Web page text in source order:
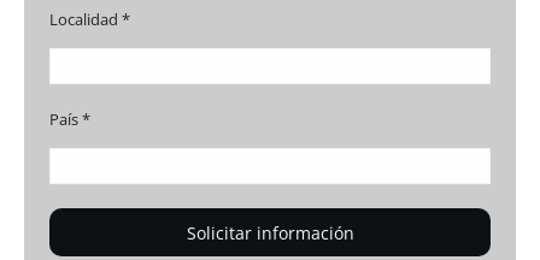
Localidad *
País *